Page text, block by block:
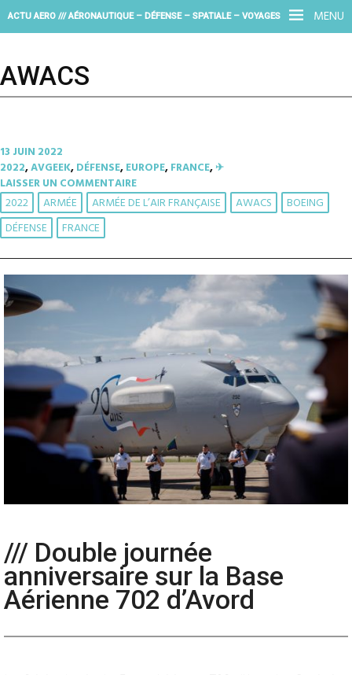
MENU
ACTU AERO /// AÉRONAUTIQUE – DÉFENSE – SPATIALE – VOYAGES
AWACS
13 JUIN 2022
2022,AVGEEK,DÉFENSE,EUROPE,FRANCE,✈︎
LAISSER UN COMMENTAIRE
2022 ARMÉE ARMÉE DE L’AIR FRANÇAISE AWACS
BOEING
DÉFENSE
FRANCE
/// Double journée
anniversaire sur la Base
Aérienne 702 d’Avord